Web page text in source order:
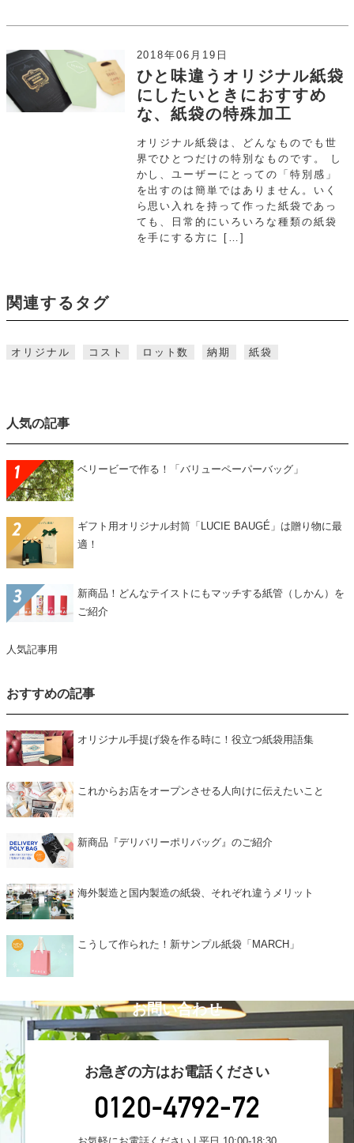
ひと味違うオリジナル紙袋
にしたいときにおすすめ
な、紙袋の特殊加工
2018年06月19日
オリジナル紙袋は、どんなものでも世
界でひとつだけの特別なものです。 し
かし、ユーザーにとっての「特別感」
を出すのは簡単ではありません。いく
ら思い入れを持って作った紙袋であっ
ても、日常的にいろいろな種類の紙袋
を手にする方に […]
関連するタグ
オリジナル コスト ロット数 納期 紙袋
人気の記事
ベリービーで作る！「バリューペーパーバッグ」
ギフト用オリジナル封筒「LUCIE BAUGÉ」は贈り物に最
適！
新商品！どんなテイストにもマッチする紙管（しかん）を
ご紹介
人気記事用
おすすめの記事
オリジナル手提げ袋を作る時に！役立つ紙袋用語集
これからお店をオープンさせる人向けに伝えたいこと
新商品『デリバリーポリバッグ』のご紹介
海外製造と国内製造の紙袋、それぞれ違うメリット
こうして作られた！新サンプル紙袋「MARCH」
お問い合わせ
お急ぎの方はお電話ください